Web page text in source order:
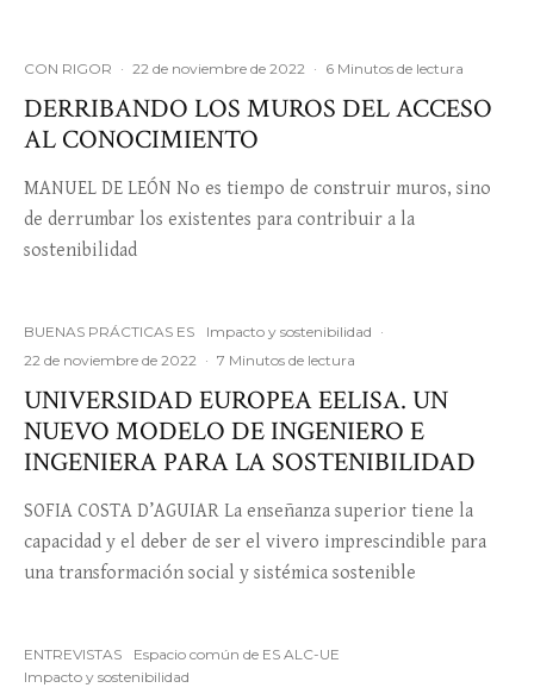
CON RIGOR · 22 de noviembre de 2022 · 6 Minutos de lectura
DERRIBANDO LOS MUROS DEL ACCESO
AL CONOCIMIENTO
MANUEL DE LEÓN No es tiempo de construir muros, sino
de derrumbar los existentes para contribuir a la
sostenibilidad
BUENAS PRÁCTICAS ES Impacto y sostenibilidad ·
22 de noviembre de 2022 · 7 Minutos de lectura
UNIVERSIDAD EUROPEA EELISA. UN
NUEVO MODELO DE INGENIERO E
INGENIERA PARA LA SOSTENIBILIDAD
SOFIA COSTA D’AGUIAR La enseñanza superior tiene la
capacidad y el deber de ser el vivero imprescindible para
una transformación social y sistémica sostenible
ENTREVISTAS
Espacio común de ES ALC-UE
Impacto y sostenibilidad